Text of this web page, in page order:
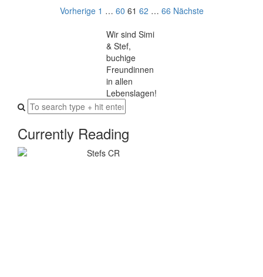
Seitennummerierung
Beiträge
Vorherige 1 … 60 61 62 … 66 Nächste
Wir sind Simi
& Stef,
buchige
Freundinnen
in allen
Lebenslagen!
Currently Reading